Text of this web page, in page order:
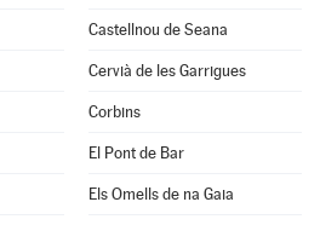
Castellnou de Seana
Cervià de les Garrigues
Corbins
El Pont de Bar
Els Omells de na Gaia